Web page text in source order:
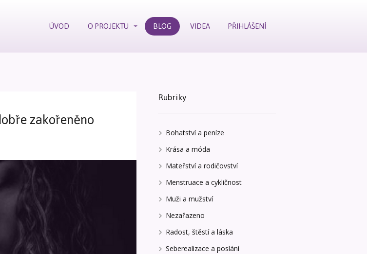
ÚVOD O PROJEKTU BLOG VIDEA PŘIHLÁŠENÍ
zakořeněno
Rubriky
Bohatství a peníze
Krása a móda
Mateřství a rodičovství
Menstruace a cykličnost
Muži a mužství
Nezařazeno
Radost, štěstí a láska
Seberealizace a poslání